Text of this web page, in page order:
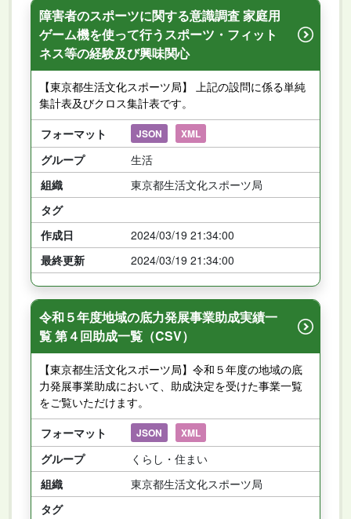
障害者のスポーツに関する意識調査 家庭用
ゲーム機を使って行うスポーツ・フィット
ネス等の経験及び興味関心
【東京都生活文化スポーツ局】 上記の設問に係る単純
集計表及びクロス集計表です。
フォーマット
JSON XML
グループ
生活
組織
東京都生活文化スポーツ局
タグ
作成日
2024/03/19 21:34:00
最終更新
2024/03/19 21:34:00
令和５年度地域の底力発展事業助成実績一
覧 第４回助成一覧（CSV）
【東京都生活文化スポーツ局】令和５年度の地域の底
力発展事業助成において、助成決定を受けた事業一覧
をご覧いただけます。
フォーマット
JSON XML
グループ
くらし・住まい
組織
東京都生活文化スポーツ局
タグ